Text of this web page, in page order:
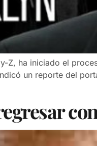
Z, ha iniciado el
un reporte del